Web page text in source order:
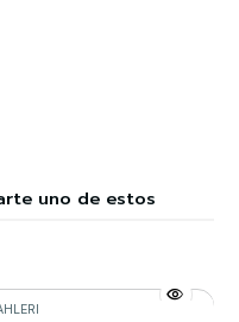
uno de estos